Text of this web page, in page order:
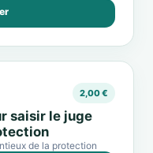
2,00 €
saisir le juge
de la protection